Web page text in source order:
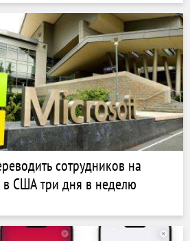
сотрудников на
США три дня в неделю